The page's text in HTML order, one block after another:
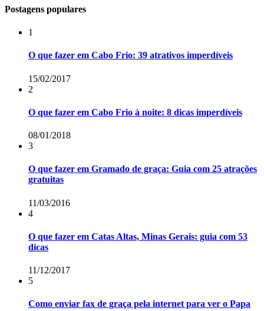
Postagens populares
1
O que fazer em Cabo Frio: 39 atrativos imperdíveis
15/02/2017
2
O que fazer em Cabo Frio à noite: 8 dicas imperdíveis
08/01/2018
3
O que fazer em Gramado de graça: Guia com 25 atrações
gratuitas
11/03/2016
4
O que fazer em Catas Altas, Minas Gerais: guia com 53
dicas
11/12/2017
5
Como enviar fax de graça pela internet para ver o Papa